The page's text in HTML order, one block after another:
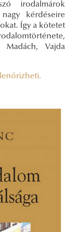
irodalmárok
kérdéseire
Így a kötetet
Madách, Vajda